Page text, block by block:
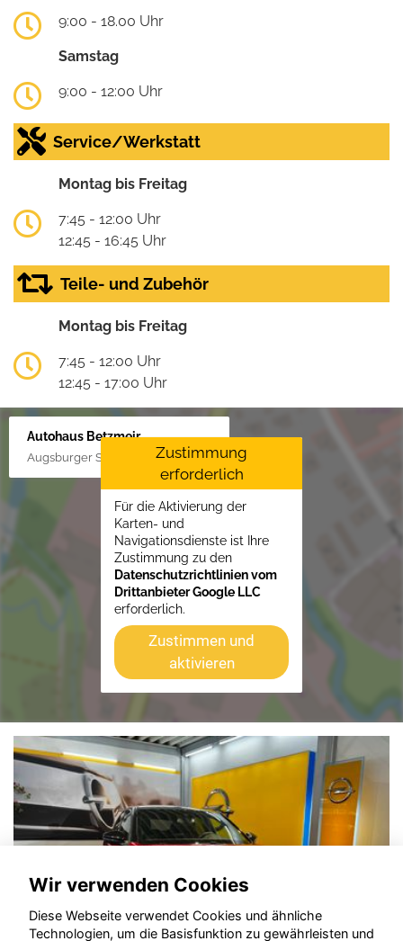
9:00 - 18.00 Uhr
Samstag
9:00 - 12:00 Uhr
Service/Werkstatt
Montag bis Freitag
7:45 - 12:00 Uhr
12:45 - 16:45 Uhr
Teile- und Zubehör
Montag bis Freitag
7:45 - 12:00 Uhr
12:45 - 17:00 Uhr
Autohaus Betzmeir
Augsburger Str. 33, 86551 Aichach
Zustimmung
erforderlich
Für die Aktivierung der
Karten- und
Navigationsdienste ist Ihre
Zustimmung zu den
Datenschutzrichtlinien vom
Drittanbieter Google LLC
erforderlich.
Zustimmen und
aktivieren
Wir verwenden Cookies
Diese Webseite verwendet Cookies und ähnliche
Technologien, um die Basisfunktion zu gewährleisten und